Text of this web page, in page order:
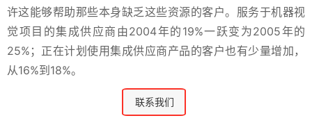
许这能够帮助那些本身缺乏这些资源的客户。服务于机器视
觉项目的集成供应商由2004年的19%一跃变为2005年的
25%；正在计划使用集成供应商产品的客户也有少量增加，
从16%到18%。
联系我们